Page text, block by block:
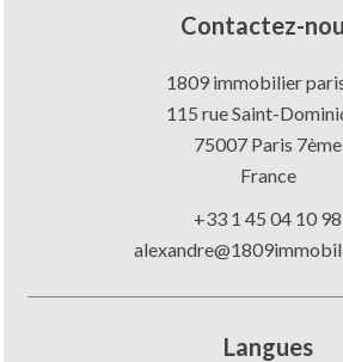
Contactez-
1809 immobilier
115 rue Saint-
75007 Paris 7ème
France
+33 1 45 04 10 98
Langues